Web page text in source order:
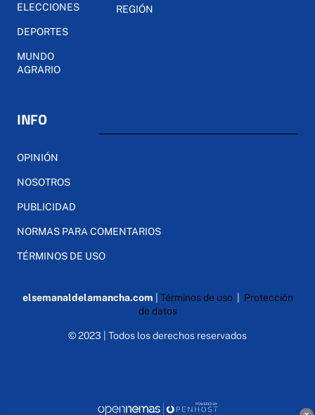
ELECCIONES
DEPORTES
MUNDO
AGRARIO
REGIÓN
INFO
OPINIÓN
NOSOTROS
PUBLICIDAD
NORMAS PARA COMENTARIOS
TÉRMINOS DE USO
elsemanaldelamancha.com Términos de uso| Protección
de datos
© 2023 | Todos los derechos reservados